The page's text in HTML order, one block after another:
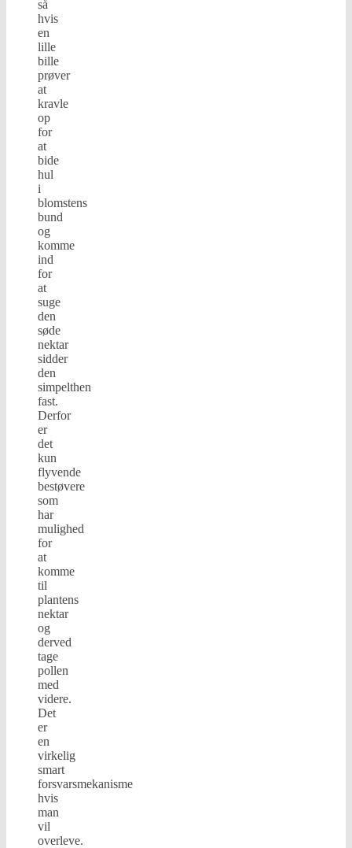
så
hvis
en
lille
bille
prøver
at
kravle
op
for
at
bide
hul
i
blomstens
bund
og
komme
ind
for
at
suge
den
søde
nektar
sidder
den
simpelthen
fast.
Derfor
er
det
kun
flyvende
bestøvere
som
har
mulighed
for
at
komme
til
plantens
nektar
og
derved
tage
pollen
med
videre.
Det
er
en
virkelig
smart
forsvarsmekanisme
hvis
man
vil
overleve.